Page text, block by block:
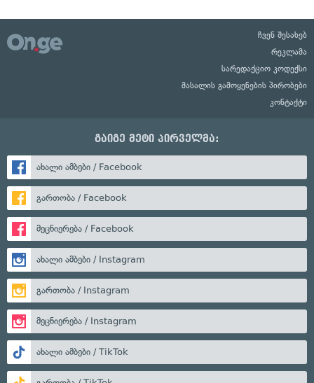
ჩვენ შესახებ
რეკლამა
სარედაქციო კოდექსი
მასალის გამოყენების პირობები
კონტაქტი
გაიგე მეტი პირველმა:
ახალი ამბები / Facebook
გართობა / Facebook
მეცნიერება / Facebook
ახალი ამბები / Instagram
გართობა / Instagram
მეცნიერება / Instagram
ახალი ამბები / TikTok